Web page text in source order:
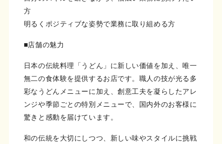
方
明るくポジティブな姿勢で業務に取り組める方
■店舗の魅力
日本の伝統料理「うどん」に新しい価値を加え、唯一
無二の食体験を提供するお店です。職人の技が光る多
彩なうどんメニューに加え、創意工夫を凝らしたアレ
ンジや季節ごとの特別メニューで、国内外のお客様に
驚きと感動を届けています。
和の伝統を大切にしつつ、新しい味やスタイルに挑戦